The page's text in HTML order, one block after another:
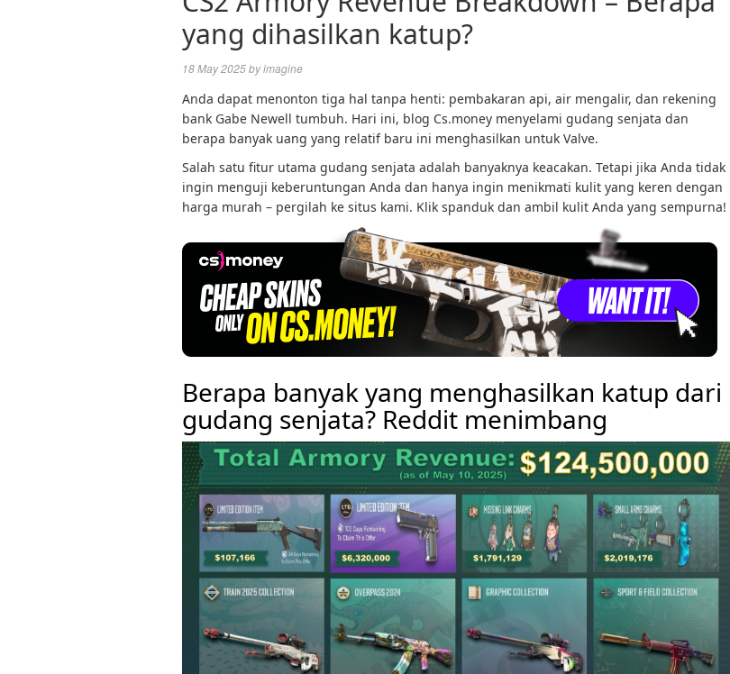
yang dihasilkan katup?
18 May 2025byimagine
Anda dapat menonton tiga hal tanpa henti: pembakaran api, air mengalir, dan rekening
bank Gabe Newell tumbuh. Hari ini, blog Cs.money menyelami gudang senjata dan
berapa banyak uang yang relatif baru ini menghasilkan untuk Valve.
Salah satu fitur utama gudang senjata adalah banyaknya keacakan. Tetapi jika Anda tidak
ingin menguji keberuntungan Anda dan hanya ingin menikmati kulit yang keren dengan
harga murah – pergilah ke situs kami. Klik spanduk dan ambil kulit Anda yang sempurna!
Berapa banyak yang menghasilkan katup dari
gudang senjata? Reddit menimbang